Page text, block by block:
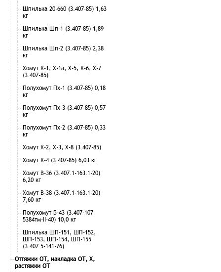
Шпилька 20-660 (3.407-85) 1,63
кг
Шпилька Шп-1 (3.407-85) 1,89
кг
Шпилька Шп-2 (3.407-85) 2,38
кг
Хомут Х-1, Х-1а, Х-5, Х-6, Х-7
(3.407-85)
Полухомут Пх-1 (3.407-85) 0,18
кг
Полухомут Пх-3 (3.407-85) 0,57
кг
Полухомут Пх-2 (3.407-85) 0,33
кг
Хомут Х-2, Х-3, Х-8 (3.407-85)
Хомут Х-4 (3.407-85) 6,03 кг
Хомут В-36 (3.407.1-163.1-20)
6,20 кг
Хомут В-38 (3.407.1-163.1-20)
7,60 кг
Полухомут Б-43 (3.407-107
5384тм-II-40) 10,0 кг
Шпилька ШП-151, ШП-152,
ШП-153, ШП-154, ШП-155
(3.407.5-141-76)
Оттяжки ОТ, накладка ОТ, Х,
растяжки ОТ